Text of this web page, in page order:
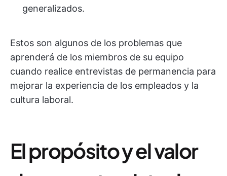
generalizados.
Estos son algunos de los problemas que
aprenderá de los miembros de su equipo
cuando realice entrevistas de permanencia para
mejorar la experiencia de los empleados y la
cultura laboral.
El propósito y el valor